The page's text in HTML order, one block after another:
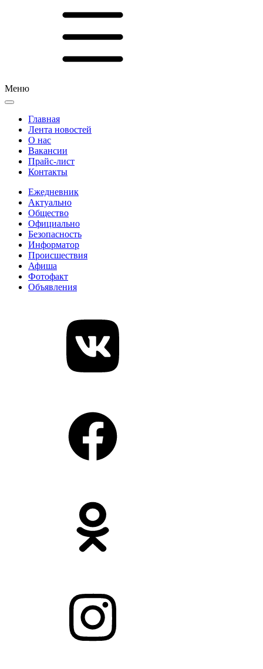
Меню
Главная
Лента новостей
О нас
Вакансии
Прайс-лист
Контакты
Ежедневник
Актуально
Общество
Официально
Безопасность
Информатор
Происшествия
Афиша
Фотофакт
Объявления